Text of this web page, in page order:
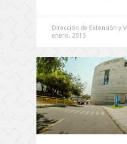
Dirección de Extensión y
enero, 2015